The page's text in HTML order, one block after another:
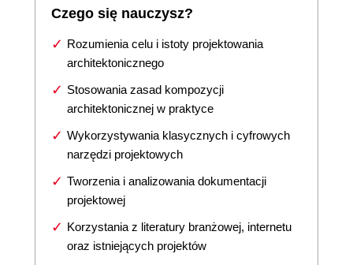
Czego się nauczysz?
Rozumienia celu i istoty projektowania
architektonicznego
Stosowania zasad kompozycji
architektonicznej w praktyce
Wykorzystywania klasycznych i cyfrowych
narzędzi projektowych
Tworzenia i analizowania dokumentacji
projektowej
Korzystania z literatury branżowej, internetu
oraz istniejących projektów